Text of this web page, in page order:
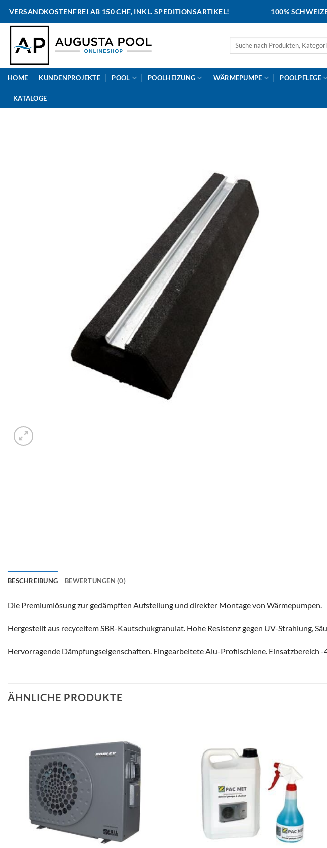
VERSANDKOSTENFREI AB 150 CHF, INKL. SPEDITIONSARTIKEL! 100%
Suche
HOME KUNDENPROJEKTE POOL POOLHEIZUNG WÄRMEPUMPE POOLPFLEGE
KATALOGE
BESCHREIBUNG BEWERTUNGEN (0)
Die Premiumlösung zur gedämpften Aufstellung und direkter Montage von Wärmepumpen.
Hergestellt aus recyceltem SBR-Kautschukgranulat. Hohe Resistenz gegen UV-Strahlung,
Hervorragende Dämpfungseigenschaften. Eingearbeitete Alu-Profilschiene. Einsatzbereich -
ÄHNLICHE PRODUKTE